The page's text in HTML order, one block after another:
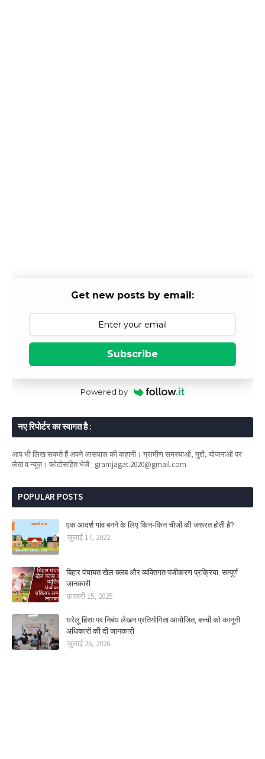
Get new posts by email:
Subscribe
Powered by
नए रिपोर्टर का स्वागत है :
आप भी लिख सकते हैं अपने आसपास की कहानी। ग्रामीण समस्याओं, मुद्दों, योजनाओं पर
लेख व न्यूज़। फोटोसहित भेजें : gramjagat.2020@gmail.com
POPULAR POSTS
एक आदर्श गांव बनने के लिए किन-किन चीजों की जरूरत होती है?
जुलाई 17, 2022
बिहार पंचायत खेल क्लब और व्यक्तिगत पंजीकरण प्रक्रिया: सम्पूर्ण
जानकारी
फ़रवरी 15, 2025
घरेलू हिंसा पर निबंध लेखन प्रतियोगिता आयोजित, बच्चों को कानूनी
अधिकारों की दी जानकारी
जुलाई 26, 2026